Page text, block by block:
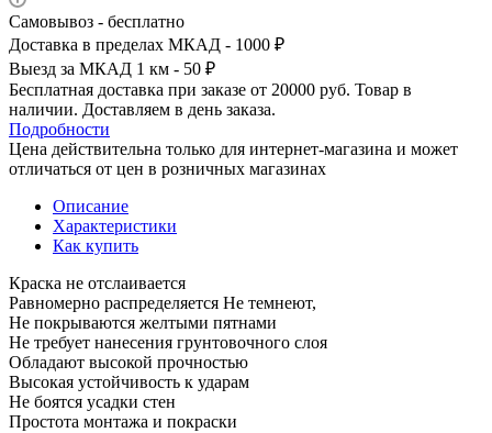
Самовывоз - бесплатно
Доставка в пределах МКАД - 1000 ₽
Выезд за МКАД 1 км - 50 ₽
Бесплатная доставка при заказе от 20000 руб. Товар в
наличии. Доставляем в день заказа.
Подробности
Цена действительна только для интернет-магазина и может
отличаться от цен в розничных магазинах
Описание
Характеристики
Как купить
Краска не отслаивается
Равномерно распределяется Не темнеют,
Не покрываются желтыми пятнами
Не требует нанесения грунтовочного слоя
Обладают высокой прочностью
Высокая устойчивость к ударам
Не боятся усадки стен
Простота монтажа и покраски